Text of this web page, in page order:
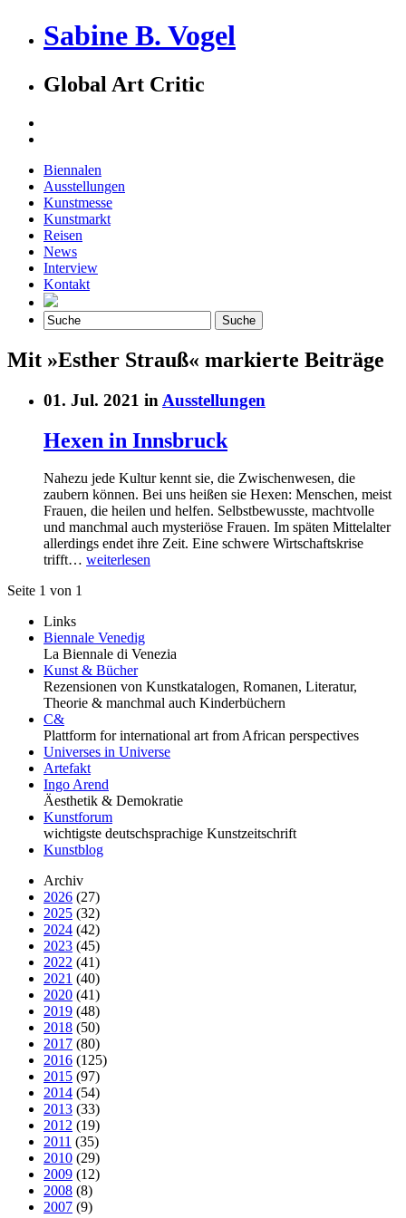
Sabine B. Vogel
Global Art Critic
Biennalen
Ausstellungen
Kunstmesse
Kunstmarkt
Reisen
News
Interview
Kontakt
Mit »Esther Strauß« markierte Beiträge
01. Jul. 2021 in Ausstellungen
Hexen in Innsbruck
Nahezu jede Kultur kennt sie, die Zwischenwesen, die
zaubern können. Bei uns heißen sie Hexen: Menschen, meist
Frauen, die heilen und helfen. Selbstbewusste, machtvolle
und manchmal auch mysteriöse Frauen. Im späten Mittelalter
allerdings endet ihre Zeit. Eine schwere Wirtschaftskrise
trifft… weiterlesen
Seite 1 von 1
Links
Biennale Venedig
La Biennale di Venezia
Kunst & Bücher
Rezensionen von Kunstkatalogen, Romanen, Literatur,
Theorie & manchmal auch Kinderbüchern
C&
Plattform for international art from African perspectives
Universes in Universe
Artefakt
Ingo Arend
Äesthetik & Demokratie
Kunstforum
wichtigste deutschsprachige Kunstzeitschrift
Kunstblog
Archiv
2026 (27)
2025 (32)
2024 (42)
2023 (45)
2022 (41)
2021 (40)
2020 (41)
2019 (48)
2018 (50)
2017 (80)
2016 (125)
2015 (97)
2014 (54)
2013 (33)
2012 (19)
2011 (35)
2010 (29)
2009 (12)
2008 (8)
2007 (9)